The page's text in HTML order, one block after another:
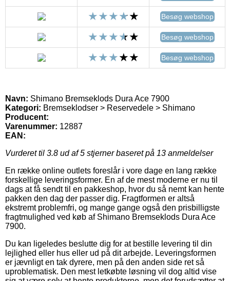
Besøg webshop
Besøg webshop
Besøg webshop
Navn: Shimano Bremseklods Dura Ace 7900
Kategori: Bremseklodser > Reservedele > Shimano
Producent:
Varenummer: 12887
EAN:
Vurderet til 3.8 ud af 5 stjerner baseret på 13 anmeldelser
En række online outlets foreslår i vore dage en lang række
forskellige leveringsformer. En af de mest moderne er nu til
dags at få sendt til en pakkeshop, hvor du så nemt kan hente
pakken den dag der passer dig. Fragtformen er altså
ekstremt problemfri, og mange gange også den prisbilligste
fragtmulighed ved køb af Shimano Bremseklods Dura Ace
7900.
Du kan ligeledes beslutte dig for at bestille levering til din
lejlighed eller hus eller ud på dit arbejde. Leveringsformen
er jævnligt en tak dyrere, men på den anden side ret så
uproblematisk. Den mest letkøbte løsning vil dog altid vise